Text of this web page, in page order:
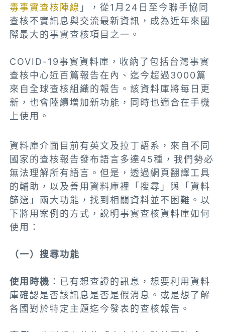
毒事實查核陣線 」，從1月24日至今聯手協同
查核不實訊息與交流最新資訊，成為近年來國
際最大的事實查核項目之一。
COVID-19事實資料庫，收納了包括台灣事實
查核中心近百篇報告在內、迄今超過3000篇
來自全球查核組織的報告。該資料庫將每日更
新，也會陸續增加新功能，同時也適合在手機
上使用。
資料庫介面目前有英文及拉丁語系，來自不同
國家的查核報告發布語言多達45種，我們勢必
無法理解所有語言。但是，透過網頁翻譯工具
的輔助，以及善用資料庫裡「搜尋」與「資料
篩選」兩大功能，找到相關資料並不困難。以
下將用案例的方式，說明事實查核資料庫如何
使用：
（一）搜尋功能
使用時機 ：已有想查證的訊息，想要利用資料
庫確認是否該訊息是否是假消息。或是想了解
各國對於特定主題迄今發表的查核報告。